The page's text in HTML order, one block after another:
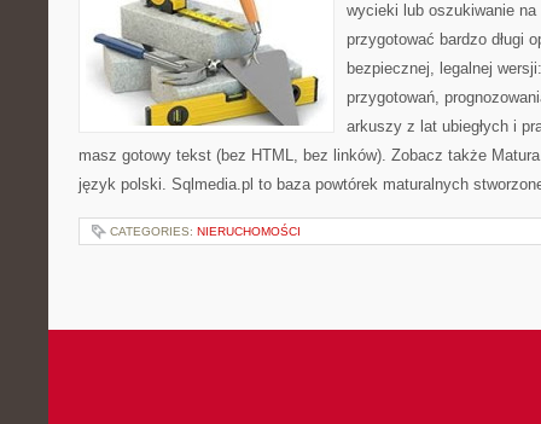
wycieki lub oszukiwanie
przygotować bardzo długi
bezpiecznej, legalnej
przygotowań,
arkuszy z lat ubiegłych i
masz gotowy tekst (bez HTML, bez linków). Zobacz także
język polski. Sqlmedia.pl to baza powtórek maturalnych
CATEGORIES: NIERUCHOMOŚCI